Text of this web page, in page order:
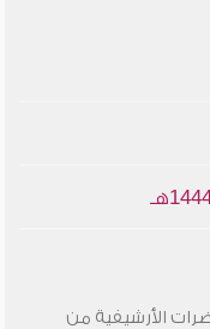
الأرشيفية من